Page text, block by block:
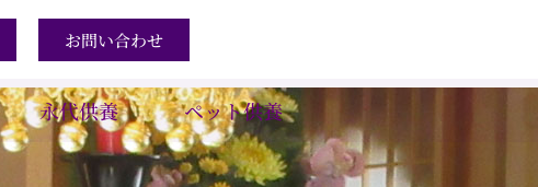
お問い合わせ
永代供養 ペット供養